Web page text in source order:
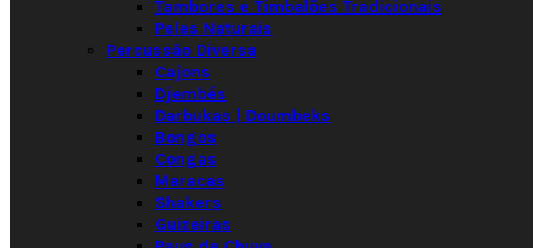
Tambores e Timbalões Tradicionais
Peles Naturais
Percussão Diversa
Cajons
Djembés
Darbukas | Doumbeks
Bongos
Congas
Maracas
Shakers
Guizeiras